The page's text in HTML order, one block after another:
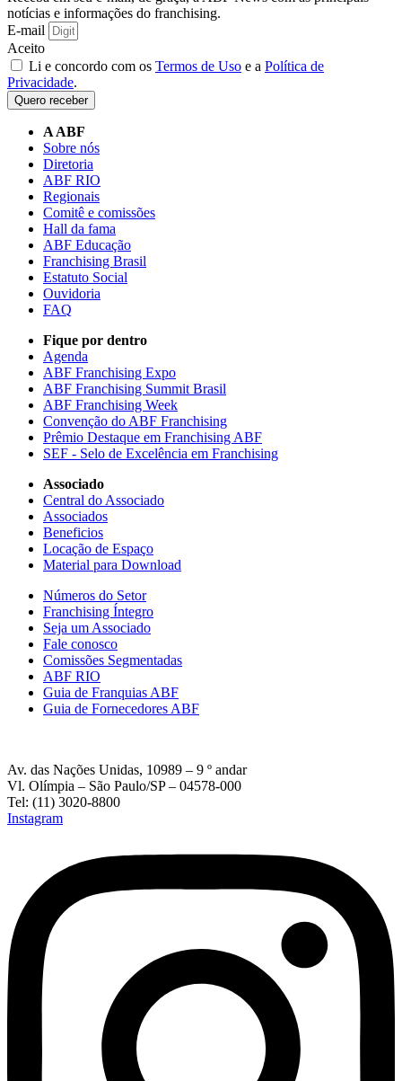
notícias e informações do franchising.
E-mail
Aceito
Li e concordo com os Termos de Uso e a Política de
Privacidade.
Quero receber
A ABF
Sobre nós
Diretoria
ABF RIO
Regionais
Comitê e comissões
Hall da fama
ABF Educação
Franchising Brasil
Estatuto Social
Ouvidoria
FAQ
Fique por dentro
Agenda
ABF Franchising Expo
ABF Franchising Summit Brasil
ABF Franchising Week
Convenção do ABF Franchising
Prêmio Destaque em Franchising ABF
SEF - Selo de Excelência em Franchising
Associado
Central do Associado
Associados
Beneficios
Locação de Espaço
Material para Download
Números do Setor
Franchising Íntegro
Seja um Associado
Fale conosco
Comissões Segmentadas
ABF RIO
Guia de Franquias ABF
Guia de Fornecedores ABF
Av. das Nações Unidas, 10989 – 9 º andar
Vl. Olímpia – São Paulo/SP – 04578-000
Tel: (11) 3020-8800
Instagram